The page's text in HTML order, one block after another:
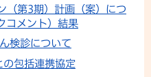
（第3期）計画（案）につ
コメント）結果
検診について
の包括連携協定